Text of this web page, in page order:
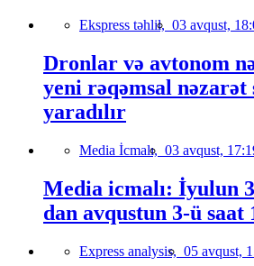
Ekspress təhlil, 03 avqust,
Dronlar və avtonom
yeni rəqəmsal nəzarət
yaradılır
Media İcmalı, 03 avqust,
Media icmalı: İyulun
dan avqustun 3-ü saat
Express analysis, 05 avqust,